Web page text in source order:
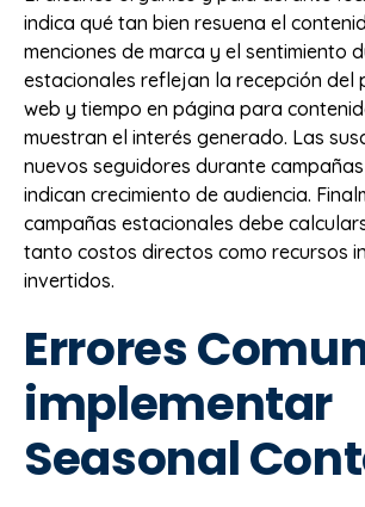
indica qué tan bien resuena el
menciones de marca y el sentimiento
estacionales reflejan la recepción del
web y tiempo en página para
muestran el interés generado. Las
nuevos seguidores durante
indican crecimiento de audiencia.
campañas estacionales debe
tanto costos directos como recursos
invertidos.
Errores
implementar
Seasonal